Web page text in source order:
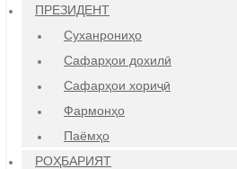
ПРЕЗИДЕНТ
Суханрониҳо
Сафарҳои дохилӣ
Сафарҳои хориҷӣ
Фармонҳо
Паёмҳо
РОҲБАРИЯТ